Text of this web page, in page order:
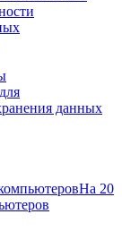
данных
На 20